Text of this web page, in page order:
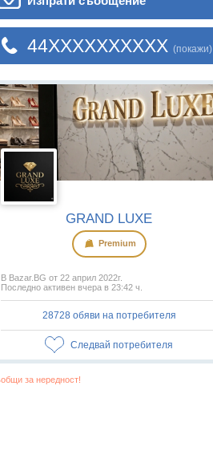
44XXXXXXXXXX (покажи)
GRAND LUXE
Premium
В Bazar.BG от 22 април 2022г.
Последно активен вчера в 23:42 ч.
28728 обяви на потребителя
Следвай потребителя
за нередност!